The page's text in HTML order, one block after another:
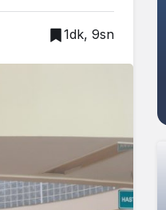
1dk, 9sn